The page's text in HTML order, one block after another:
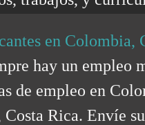
en Colombia,
hay un empleo
de empleo en
Costa Rica. Envíe